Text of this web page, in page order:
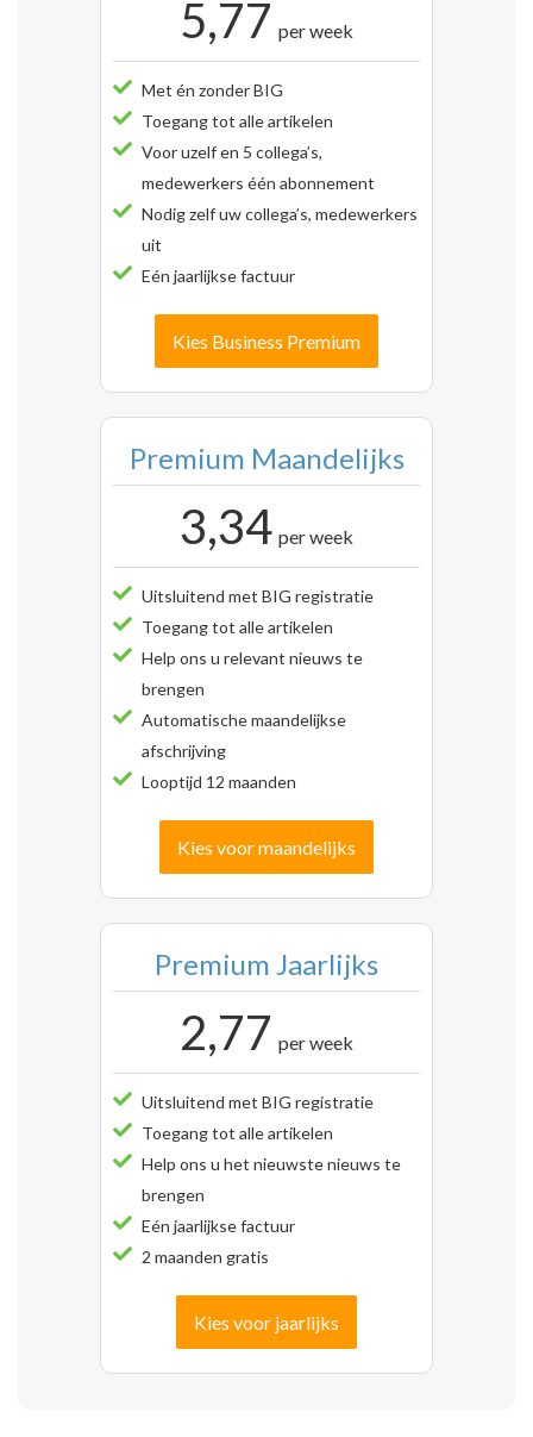
5,77 per week
Met én zonder BIG
Toegang tot alle artikelen
Voor uzelf en 5 collega’s,
medewerkers één abonnement
Nodig zelf uw collega’s, medewerkers
uit
Eén jaarlijkse factuur
Kies Business Premium
Premium Maandelijks
3,34 per week
Uitsluitend met BIG registratie
Toegang tot alle artikelen
Help ons u relevant nieuws te
brengen
Automatische maandelijkse
afschrijving
Looptijd 12 maanden
Kies voor maandelijks
Premium Jaarlijks
2,77 per week
Uitsluitend met BIG registratie
Toegang tot alle artikelen
Help ons u het nieuwste nieuws te
brengen
Eén jaarlijkse factuur
2 maanden gratis
Kies voor jaarlijks